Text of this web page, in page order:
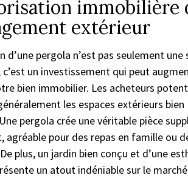
immobilière
extérieur
d’une pergola n’est pas seulement
un investissement qui peut
bien immobilier. Les acheteurs
les espaces extérieurs bien
pergola crée une véritable pièce
agréable pour des repas en famille ou
plus, un jardin bien conçu et d’une
un atout indéniable sur le marché